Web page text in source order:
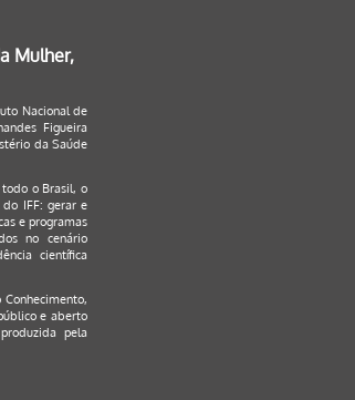
Mulher,
Nacional de
Figueira
da Saúde
o Brasil, o
IFF: gerar e
e programas
no cenário
científica
Conhecimento,
e aberto
pela